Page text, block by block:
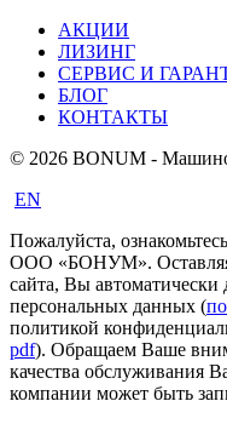
АКЦИИ
ЛИЗИНГ
СЕРВИС И
БЛОГ
КОНТАКТЫ
© 2026 BONUM -
EN
Пожалуйста,
ООО «БОНУМ».
сайта, Вы автоматически
персональных данных (
политикой
pdf). Обращаем Ваше
качества обслуживания
компании может быть